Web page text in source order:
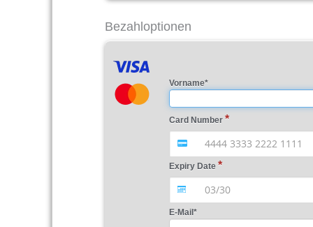
Bezahloptionen
Vorname*
Card Number
Expiry Date
E-Mail*